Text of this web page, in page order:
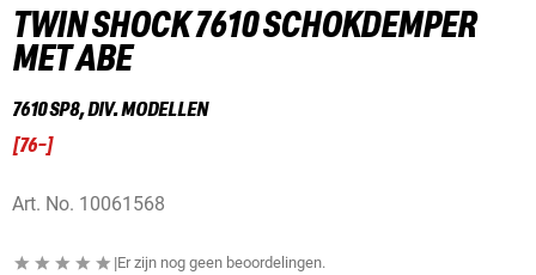
TWIN SHOCK 7610 SCHOKDEMPER
MET ABE
7610 SP8, DIV. MODELLEN
[76-]
Art. No. 10061568
|Er zijn nog geen beoordelingen.